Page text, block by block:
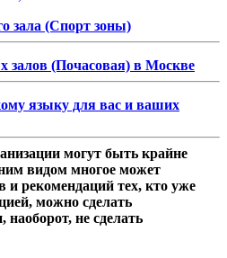
зала (Спорт зоны)
залов (Почасовая) в Москве
языку для вас и ваших
могут быть крайне
видом многое может
и рекомендаций тех, кто уже
можно сделать
не сделать